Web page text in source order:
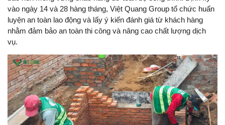
vào ngày 14 và 28 hàng tháng, Việt Quang Group tổ chức huấn
luyện an toàn lao động và lấy ý kiến đánh giá từ khách hàng
nhằm đảm bảo an toàn thi công và nâng cao chất lượng dịch
vụ.